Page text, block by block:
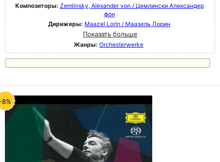
Композиторы: Zemlinsky, Alexander von / Цемлински Александер
фон
Дирижеры: Maazel Lorin / Маазель Лорин
Показать больше
Жанры: Orchesterwerke
8%